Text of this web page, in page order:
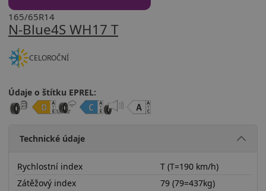
N-Blue4S WH17 T
165/65R14
CELOROČNÍ
Údaje o štítku EPREL:
Technické údaje
Rychlostní index
T (T=190 km/h)
Zátěžový index
79 (79=437kg)